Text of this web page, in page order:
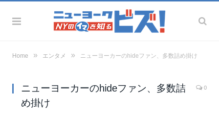
Home » エンタメ » ニューヨーカーのhideファン、多数詰め掛け
ニューヨーカーのhideファン、多数詰
め掛け
0